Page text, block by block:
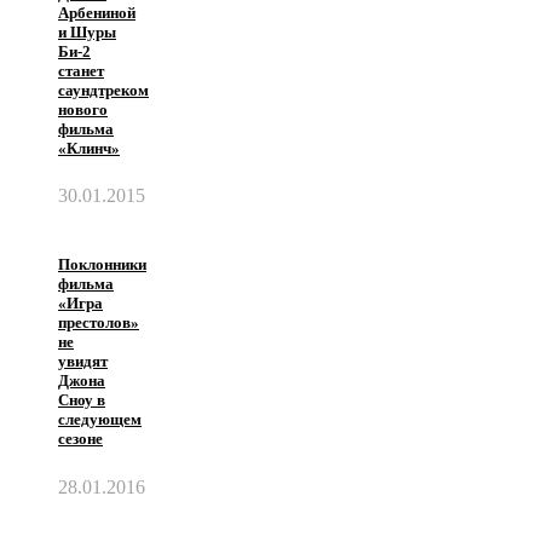
Арбениной
и Шуры
Би-2
станет
саундтреком
нового
фильма
«Клинч»
30.01.2015
Поклонники
фильма
«Игра
престолов»
не
увидят
Джона
Сноу в
следующем
сезоне
28.01.2016